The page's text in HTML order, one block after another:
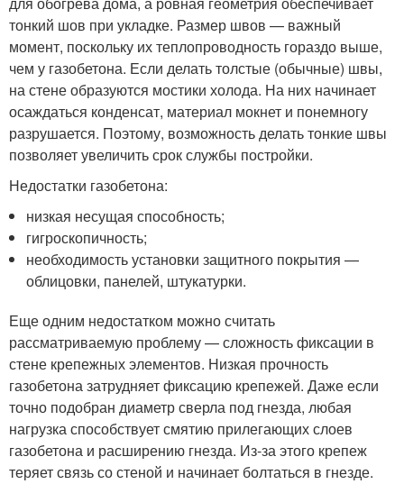
тонкий шов при укладке. Размер швов — важный
момент, поскольку их теплопроводность гораздо выше,
чем у газобетона. Если делать толстые (обычные) швы,
на стене образуются мостики холода. На них начинает
осаждаться конденсат, материал мокнет и понемногу
разрушается. Поэтому, возможность делать тонкие швы
позволяет увеличить срок службы постройки.
Недостатки газобетона:
низкая несущая способность;
гигроскопичность;
необходимость установки защитного покрытия —
облицовки, панелей, штукатурки.
Еще одним недостатком можно считать
рассматриваемую проблему — сложность фиксации в
стене крепежных элементов. Низкая прочность
газобетона затрудняет фиксацию крепежей. Даже если
точно подобран диаметр сверла под гнезда, любая
нагрузка способствует смятию прилегающих слоев
газобетона и расширению гнезда. Из-за этого крепеж
теряет связь со стеной и начинает болтаться в гнезде.